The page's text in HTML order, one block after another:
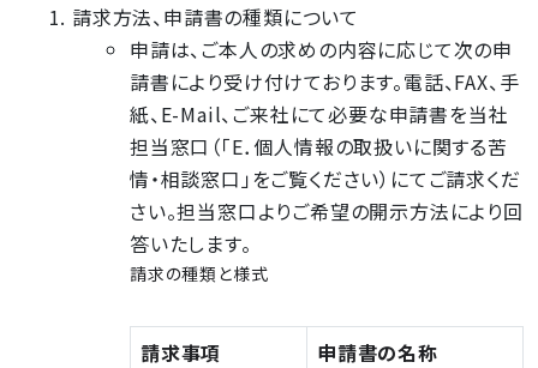
請求方法、申請書の種類について
申請は、ご本人の求めの内容に応じて次の申
請書により受け付けております。電話、FAX、手
紙、E-Mail、ご来社にて必要な申請書を当社
担当窓口（「E．個人情報の取扱いに関する苦
情・相談窓口」をご覧ください）にてご請求くだ
さい。担当窓口よりご希望の開示方法により回
答いたします。
請求の種類と様式
請求事項
申請書の名称